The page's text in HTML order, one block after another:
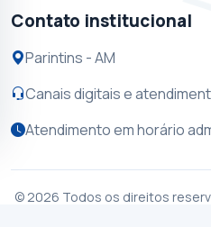
Contato institucional
Parintins - AM
Canais digitais e
Atendimento em horário
© 2026 Todos os direitos